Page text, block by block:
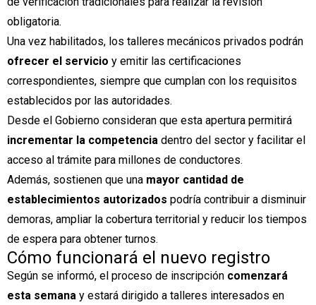
obligatoria.
Una vez habilitados, los talleres mecánicos privados podrán
ofrecer el servicio y emitir las certificaciones
correspondientes, siempre que cumplan con los requisitos
establecidos por las autoridades.
Desde el Gobierno consideran que esta apertura permitirá
incrementar la competencia dentro del sector y facilitar el
acceso al trámite para millones de conductores.
Además, sostienen que una mayor cantidad de
establecimientos autorizados podría contribuir a disminuir
demoras, ampliar la cobertura territorial y reducir los tiempos
de espera para obtener turnos.
Cómo funcionará el nuevo registro
Según se informó, el proceso de inscripción comenzará
esta semana y estará dirigido a talleres interesados en